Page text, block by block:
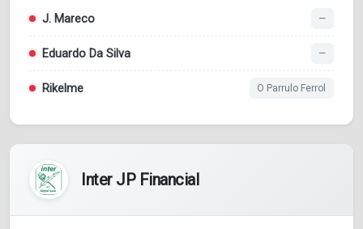
J. Mareco —
Eduardo Da Silva —
Rikelme O Parrulo Ferrol
Inter JP Financial